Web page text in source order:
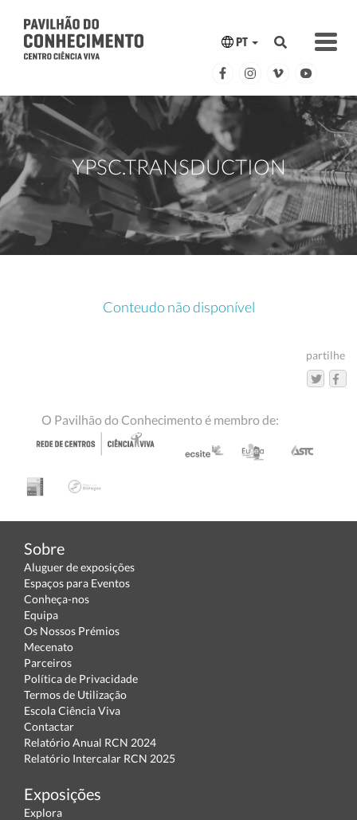
PT
YPSC.TRANSDUCTION
Conteudo não disponível
partilhe
O Pavilhão do Conhecimento é membro de:
Sobre
Aluguer de exposições
Espaços para Eventos
Conheça-nos
Equipa
Os Nossos Prémios
Mecenato
Parceiros
Política de Privacidade
Termos de Utilização
Escola Ciência Viva
Contactar
Relatório Anual RCN 2024
Relatório Intercalar RCN 2025
Exposições
Explora